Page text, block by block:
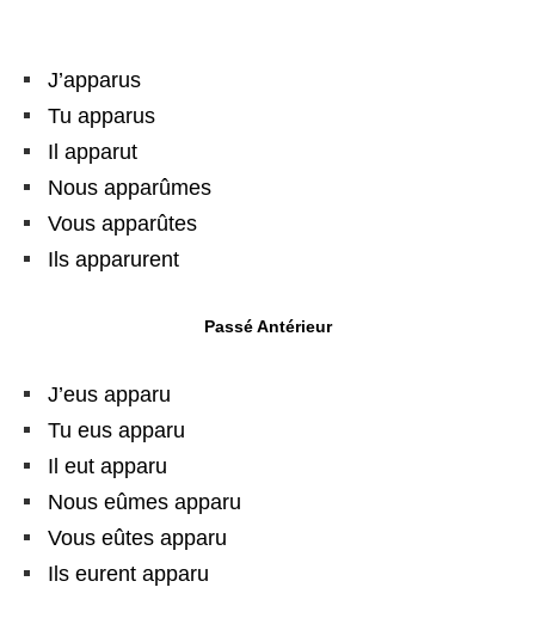
J’apparus
Tu apparus
Il apparut
Nous apparûmes
Vous apparûtes
Ils apparurent
Passé Antérieur
J’eus apparu
Tu eus apparu
Il eut apparu
Nous eûmes apparu
Vous eûtes apparu
Ils eurent apparu